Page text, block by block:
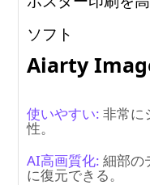
ソフト
Aiarty
使いやすい: 非常に
性。
AI高画質化: 細部の
に復元できる。